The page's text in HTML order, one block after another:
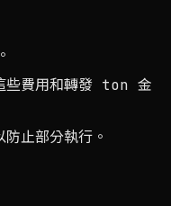
。
些費用和轉發 ton 金
防止部分執行。